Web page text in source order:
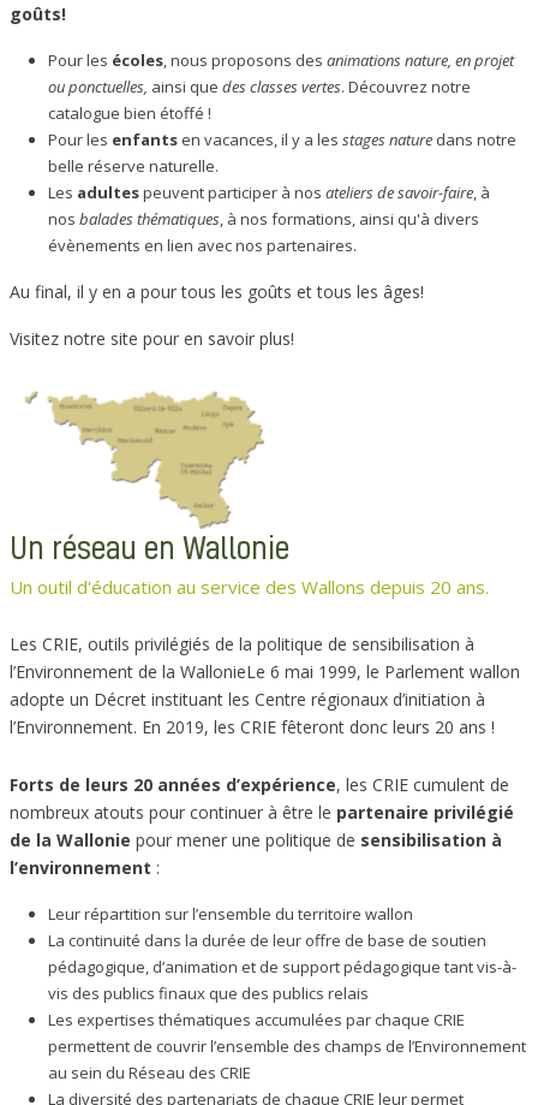
goûts!
Pour les écoles, nous proposons des animations nature, en projet
ou ponctuelles, ainsi que des classes vertes. Découvrez notre
catalogue bien étoffé !
Pour les enfantsen vacances, il y a les stages naturedans notre
belle réserve naturelle.
Les adultespeuvent participer à nos ateliers de savoir-faire, à
nos balades thématiques, à nos formations, ainsi qu'à divers
évènements en lien avec nos partenaires.
Au final, il y en a pour tous les goûts et tous les âges!
Visitez notre site pour en savoir plus!
Un réseau en Wallonie
Un outil d'éducation au service des Wallons depuis 20 ans.
Les CRIE, outils privilégiés de la politique de sensibilisation à
l’Environnement de la WallonieLe 6 mai 1999, le Parlement wallon
adopte un Décret instituant les Centre régionaux d’initiation à
l’Environnement. En 2019, les CRIE fêteront donc leurs 20 ans !
Forts de leurs 20 années d’expérience, les CRIE cumulent de
nombreux atouts pour continuer à être le partenaire privilégié
de la Wallonie pour mener une politique de sensibilisation à
l’environnement :
Leur répartition sur l’ensemble du territoire wallon
La continuité dans la durée de leur offre de base de soutien
pédagogique, d’animation et de support pédagogique tant vis-à-
vis des publics finaux que des publics relais
Les expertises thématiques accumulées par chaque CRIE
permettent de couvrir l’ensemble des champs de l’Environnement
au sein du Réseau des CRIE
La diversité des partenariats de chaque CRIE leur permet